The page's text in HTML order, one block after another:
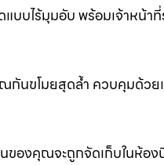
บไร้มุมอับ พร้อมเจ้าหน้า
นขโมยสุดล้ำ ควบคุมด้วยเ
ของคุณจะถูกจัดเก็บในห้อง